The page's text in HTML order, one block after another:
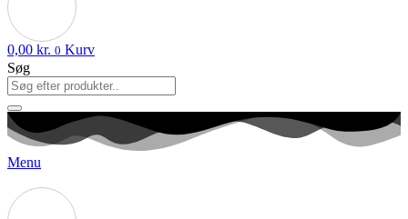
0,00 kr. 0 Kurv
Søg
Menu